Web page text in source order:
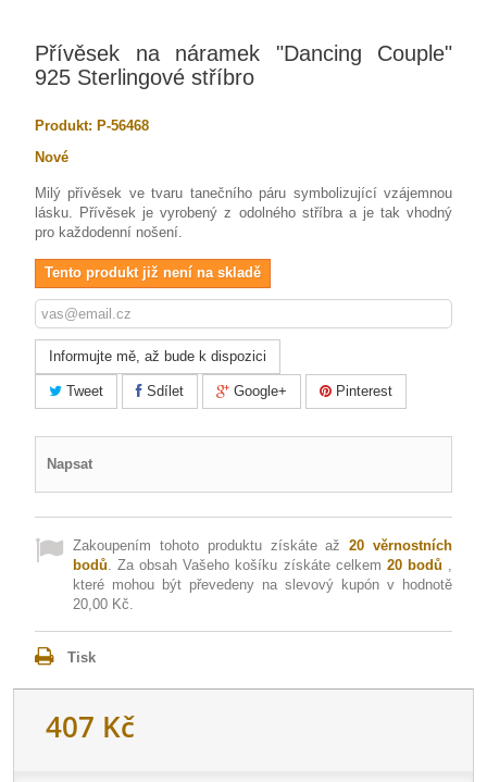
Přívěsek na náramek "Dancing Couple"
925 Sterlingové stříbro
Produkt: P-56468
Nové
Milý přívěsek ve tvaru tanečního páru symbolizující vzájemnou
lásku. Přívěsek je vyrobený z odolného stříbra a je tak vhodný
pro každodenní nošení.
Tento produkt již není na skladě
Informujte mě, až bude k dispozici
Tweet Sdílet Google+ Pinterest
Napsat
Zakoupením tohoto produktu získáte až20 věrnostních
bodů. Za obsah Vašeho košíku získáte celkem 20bodů ,
které mohou být převedeny na slevový kupón v hodnotě
20,00 Kč.
Tisk
407 Kč